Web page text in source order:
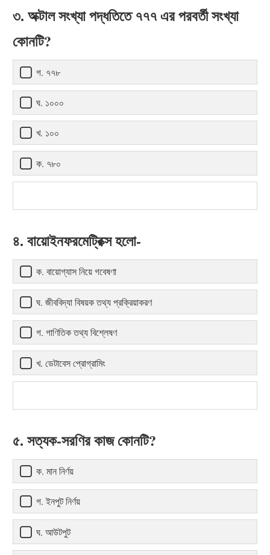
৩. অক্টাল সংখ্যা পদ্ধতিতে ৭৭৭ এর পরবর্তী সংখ্যা
কোনটি?
গ. ৭৭৮
ঘ. ১০০০
খ. ১০০
ক. ৭৮০
৪. বায়োইনফরমেট্রিক্স হলো-
ক. বায়োগ্যাস নিয়ে গবেষণা
ঘ. জীববিদ্যা বিষয়ক তথ্য প্রক্রিয়াকরণ
গ. গাণিতিক তথ্য বিশ্লেষণ
খ. ডেটাবেস প্রোগ্রামিং
৫. সত্যক-সরণির কাজ কোনটি?
ক. মান নির্ণয়
গ. ইনপুট নির্ণয়
ঘ. আউটপুট